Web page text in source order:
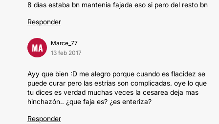
8 días estaba bn mantenia fajada eso si pero del resto bn
Responder
MA
Marce_77
13 feb 2017
Ayy que bien :D me alegro porque cuando es flacidez se
puede curar pero las estrías son complicadas. oye lo que
tu dices es verdad muchas veces la cesarea deja mas
hinchazón.. ¿que faja es? ¿es enteriza?
Responder